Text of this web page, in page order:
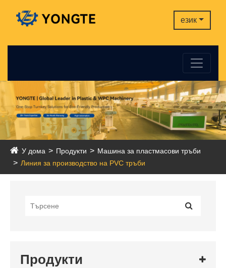
език
У дома Продукти
Машина за пластмасови тръби
Линия за производство на PVC тръби
Продукти